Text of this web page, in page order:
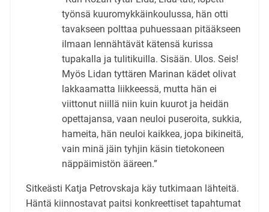
työnsä kuuromykkäinkoulussa, hän otti
tavakseen polttaa puhuessaan pitääkseen
ilmaan lennähtävät kätensä kurissa
tupakalla ja tulitikuilla. Sisään. Ulos. Seis!
Myös Lidan tyttären Marinan kädet olivat
lakkaamatta liikkeessä, mutta hän ei
viittonut niillä niin kuin kuurot ja heidän
opettajansa, vaan neuloi puseroita, sukkia,
hameita, hän neuloi kaikkea, jopa bikineitä,
vain minä jäin tyhjin käsin tietokoneen
näppäimistön ääreen.”
Sitkeästi Katja Petrovskaja käy tutkimaan lähteitä.
Häntä kiinnostavat paitsi konkreettiset tapahtumat